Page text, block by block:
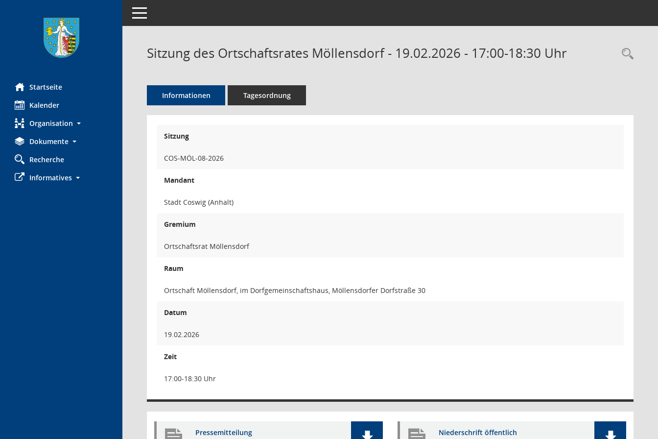
Startseite
Kalender
Organisation
Dokumente
Recherche
Informatives
Toggle navigation
Sitzung des Ortschaftsrates Möllensdorf - 19.02.2026 - 17:00-18:30 Uhr
Informationen Tagesordnung
Sitzung
COS-MÖL-08-2026
Mandant
Stadt Coswig (Anhalt)
Gremium
Ortschaftsrat Möllensdorf
Raum
Ortschaft Möllensdorf, im Dorfgemeinschaftshaus, Möllensdorfer Dorfstraße 30
Datum
19.02.2026
Zeit
17:00-18:30 Uhr
Pressemitteilung Niederschrift öffentlich